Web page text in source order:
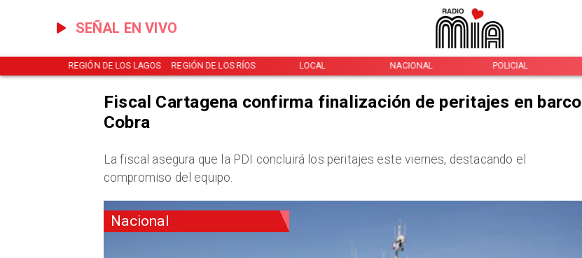
SEÑAL EN VIVO
REGIÓN DE LOS LAGOS REGIÓN DE LOS RÍOS LOCAL NACIONAL POLICIAL
Nacional
Fiscal Cartagena confirma finalización de peritajes en barco
Cobra
La fiscal asegura que la PDI concluirá los peritajes este viernes, destacando el
compromiso del equipo.